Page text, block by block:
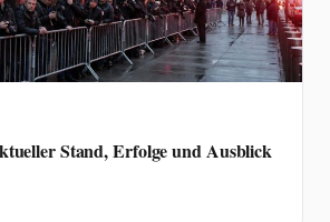
Stand, Erfolge und Ausblick